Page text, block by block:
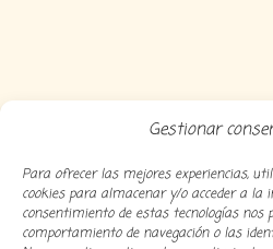
Gestionar
Para ofrecer las mejores experiencias,
cookies para almacenar y/o acceder a la
consentimiento de estas tecnologías
comportamiento de navegación o las